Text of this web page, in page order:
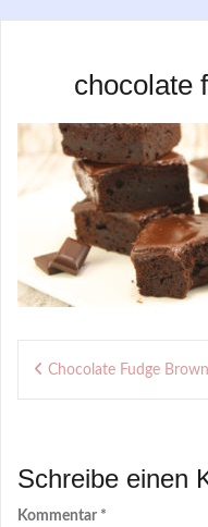
chocolate
Chocolate Fudge
Schreibe einen
Kommentar *